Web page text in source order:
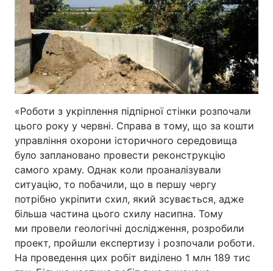
«Роботи з укріплення підпірної стінки розпочали
цього року у червні. Справа в тому, що за кошти
управління охорони історичного середовища
було заплановано провести реконструкцію
самого храму. Однак коли проаналізували
ситуацію, то побачили, що в першу чергу
потрібно укріпити схил, який зсувається, адже
більша частина цього схилу насипна. Тому
ми провели геологічні дослідження, розробили
проект, пройшли експертизу і розпочали роботи.
На проведення цих робіт виділено 1 млн 189 тис